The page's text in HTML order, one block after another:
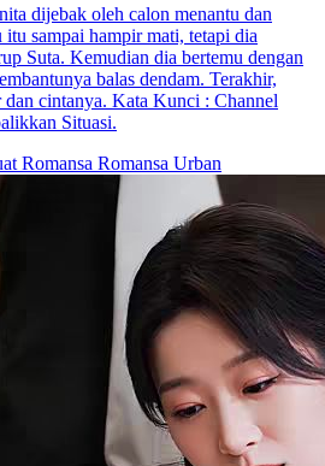
dijebak oleh calon menantu dan
sampai hampir mati, tetapi dia
Suta. Kemudian dia bertemu dengan
balas dendam. Terakhir,
cintanya. Kata Kunci : Channel
Situasi.
Romansa Romansa Urban